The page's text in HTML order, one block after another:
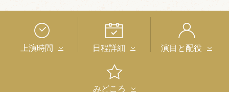
上演時間 日程詳細 演目と配役
みどころ